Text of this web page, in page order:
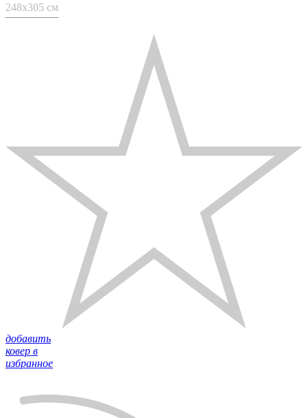
248x305 см
добавить
ковер в
избранное